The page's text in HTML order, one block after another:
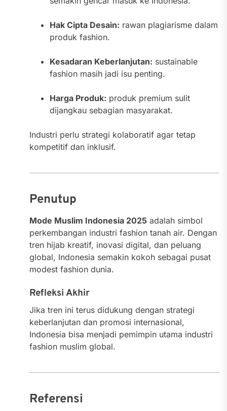
Hak Cipta Desain: rawan plagiarisme dalam
produk fashion.
Kesadaran Keberlanjutan: sustainable
fashion masih jadi isu penting.
Harga Produk: produk premium sulit
dijangkau sebagian masyarakat.
Industri perlu strategi kolaboratif agar tetap
kompetitif dan inklusif.
Penutup
Mode Muslim Indonesia 2025adalah simbol
perkembangan industri fashion tanah air. Dengan
tren hijab kreatif, inovasi digital, dan peluang
global, Indonesia semakin kokoh sebagai pusat
modest fashion dunia.
Refleksi Akhir
Jika tren ini terus didukung dengan strategi
keberlanjutan dan promosi internasional,
Indonesia bisa menjadi pemimpin utama industri
fashion muslim global.
Referensi